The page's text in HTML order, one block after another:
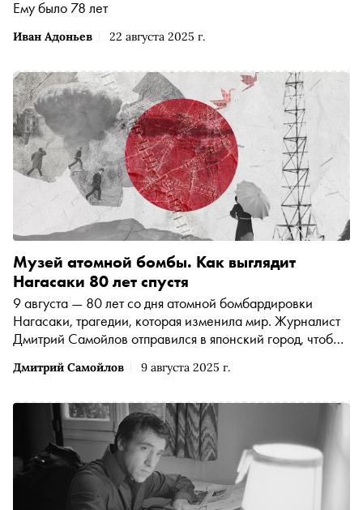
Иван Адоньев 22 августа 2025 г.
Ему было 78 лет
Дмитрий Самойлов 9 августа 2025 г.
Музей атомной бомбы. Как выглядит
Нагасаки 80 лет спустя
9 августа — 80 лет со дня атомной бомбардировки
Нагасаки, трагедии, которая изменила мир. Журналист
Дмитрий Самойлов отправился в японский город, чтобы
ворота храма, стоящие посреди нового района, и Музей
именно сбросил на этот город «Толстяка»